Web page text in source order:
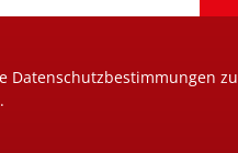
Datenschutzbestimmungen